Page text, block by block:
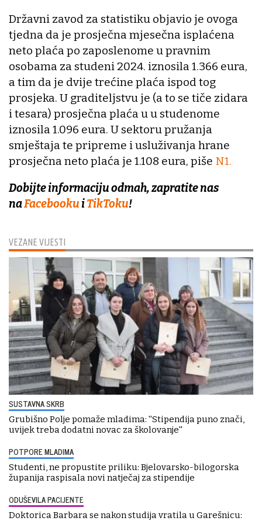
VEZANE VIJESTI
SUSTAVNA SKRB
Grubišno Polje pomaže mladima: ''Stipendija puno znači,
uvijek treba dodatni novac za školovanje''
POTPORE MLADIMA
Studenti, ne propustite priliku: Bjelovarsko-bilogorska
županija raspisala novi natječaj za stipendije
ODUŠEVILA PACIJENTE
Doktorica Barbara se nakon studija vratila u Garešnicu:
Državni zavod za statistiku objavio je ovoga
tjedna da je prosječna mjesečna isplaćena
neto plaća po zaposlenome u pravnim
osobama za studeni 2024. iznosila 1.366 eura,
a tim da je dvije trećine plaća ispod tog
prosjeka. U graditeljstvu je (a to se tiče zidara
i tesara) prosječna plaća u u studenome
iznosila 1.096 eura. U sektoru pružanja
smještaja te pripreme i usluživanja hrane
prosječna neto plaća je 1.108 eura, piše N1.
Dobijte informaciju odmah, zapratite nas
naFacebookuiTikToku!